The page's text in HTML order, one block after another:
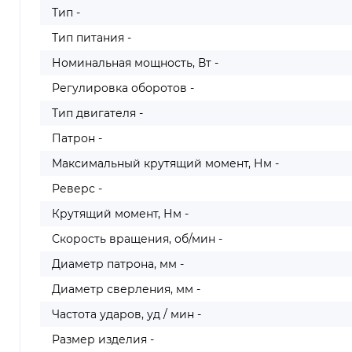
Тип -
Тип питания -
Номинальная мощность, Вт -
Регулировка оборотов -
Тип двигателя -
Патрон -
Максимальный крутящий момент, Нм -
Реверс -
Крутящий момент, Нм -
Скорость вращения, об/мин -
Диаметр патрона, мм -
Диаметр сверления, мм -
Частота ударов, уд / мин -
Размер изделия -